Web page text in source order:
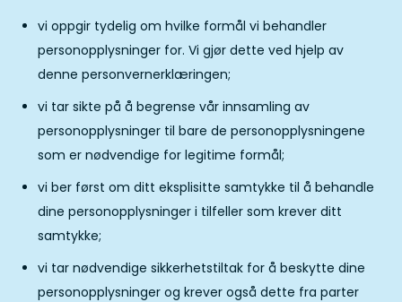
vi oppgir tydelig om hvilke formål vi behandler
personopplysninger for. Vi gjør dette ved hjelp av
denne personvernerklæringen;
vi tar sikte på å begrense vår innsamling av
personopplysninger til bare de personopplysningene
som er nødvendige for legitime formål;
vi ber først om ditt eksplisitte samtykke til å behandle
dine personopplysninger i tilfeller som krever ditt
samtykke;
vi tar nødvendige sikkerhetstiltak for å beskytte dine
personopplysninger og krever også dette fra parter